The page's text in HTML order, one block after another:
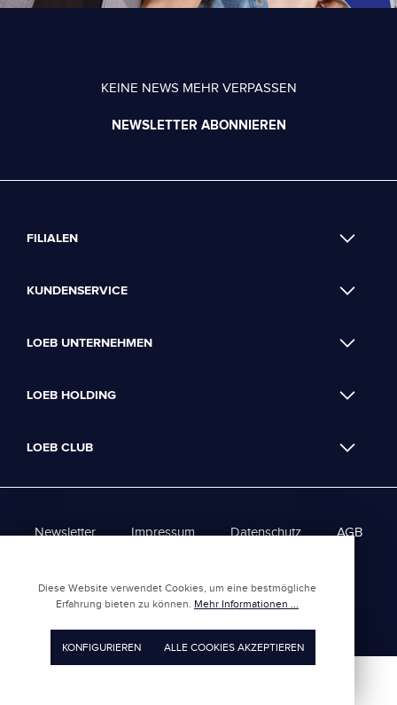
KEINE NEWS MEHR VERPASSEN
NEWSLETTER ABONNIEREN
FILIALEN
KUNDENSERVICE
LOEB UNTERNEHMEN
LOEB HOLDING
LOEB CLUB
Newsletter Impressum Datenschutz AGB
Loeb Club - AGBs
Diese Website verwendet Cookies, um eine bestmögliche
Erfahrung bieten zu können. Mehr Informationen ...
KONFIGURIEREN ALLE COOKIES AKZEPTIEREN